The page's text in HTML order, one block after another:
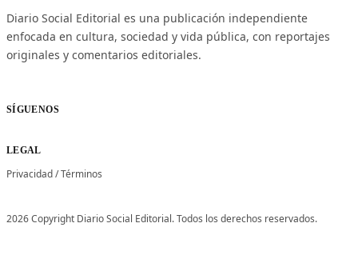
Diario Social Editorial es una publicación independiente
enfocada en cultura, sociedad y vida pública, con reportajes
originales y comentarios editoriales.
SÍGUENOS
LEGAL
Privacidad/Términos
2026 Copyright Diario Social Editorial. Todos los derechos reservados.